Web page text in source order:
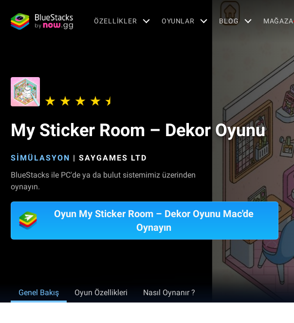
ÖZELLIKLER OYUNLAR BLOG MAĞAZA
My Sticker Room – Dekor Oyunu
SIMÜLASYON | SAYGAMES LTD
BlueStacks ile PC'de ya da bulut sistemimiz üzerinden
oynayın.
Oyun My Sticker Room – Dekor Oyunu Mac'de
Oynayın
Genel Bakış Oyun Özellikleri Nasıl Oynanır ?